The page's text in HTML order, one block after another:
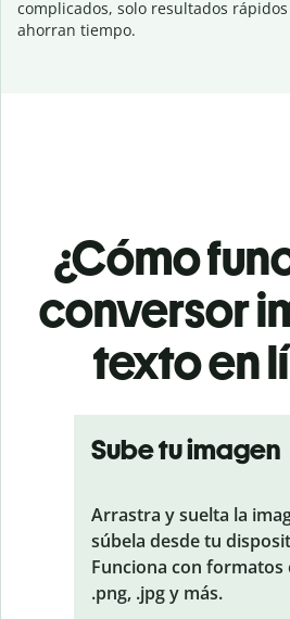
complicados, solo resultados
ahorran tiempo.
¿Cómo
conversor
texto en
Sube tu imagen
Arrastra y suelta la
súbela desde tu
Funciona con formatos
.png, .jpg y más.